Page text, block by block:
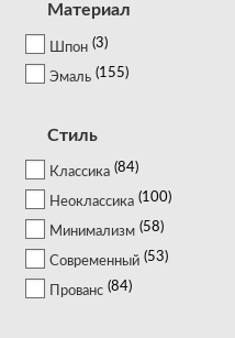
Материал
Шпон 3
Эмаль 155
Стиль
Классика 84
Неоклассика 100
Минимализм 58
Современный 53
Прованс 84